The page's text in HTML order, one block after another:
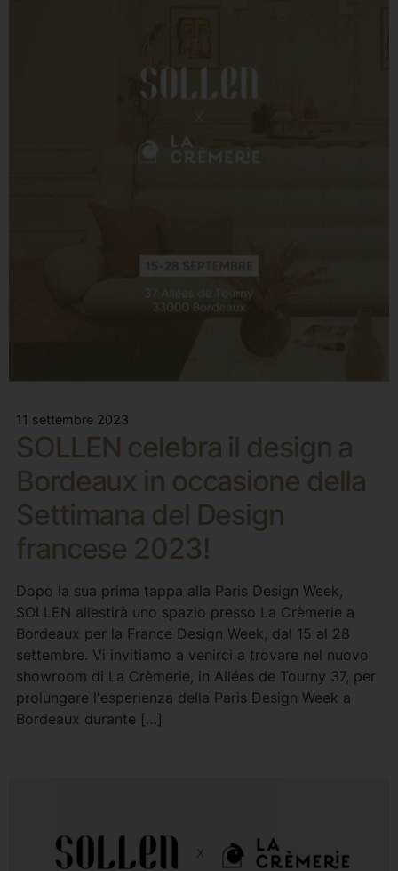
11 settembre 2023
SOLLEN celebra il design a
Bordeaux in occasione della
Settimana del Design
francese 2023!
Dopo la sua prima tappa alla Paris Design Week,
SOLLEN allestirà uno spazio presso La Crèmerie a
Bordeaux per la France Design Week, dal 15 al 28
settembre. Vi invitiamo a venirci a trovare nel nuovo
showroom di La Crèmerie, in Allées de Tourny 37, per
prolungare l'esperienza della Paris Design Week a
Bordeaux durante […]